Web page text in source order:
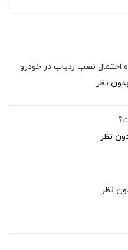
احتمال نصب ردیاب در خودرو
بدون نظر
نظر
نظر